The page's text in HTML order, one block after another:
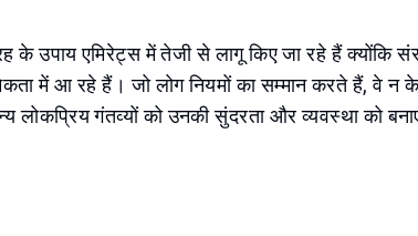
के उपाय एमिरेट्स में तेजी से लागू किए जा रहे हैं क्योंकि
में आ रहे हैं। जो लोग नियमों का सम्मान करते हैं, वे
लोकप्रिय गंतव्यों को उनकी सुंदरता और व्यवस्था को